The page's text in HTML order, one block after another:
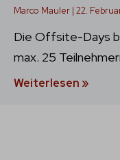
Marco Mauler 22.
Die Offsite-Days
max. 25
Weiterlesen »